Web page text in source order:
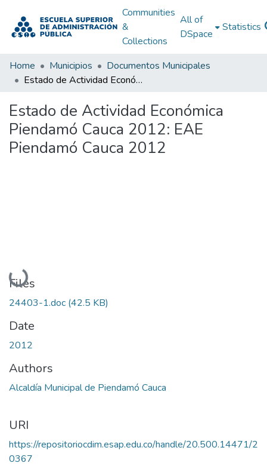
Communities
&
Collections
All of
DSpace
Statistics
Home Municipios
Documentos Municipales
Estado de Actividad Económica Piendamó Cauca 2012: EAE Piendamó Cauca 2012
Estado de Actividad Económica
Piendamó Cauca 2012: EAE
Piendamó Cauca 2012
Loading...
Files
24403-1.doc (42.5 KB)
Date
2012
Authors
Alcaldía Municipal de Piendamó Cauca
URI
https://repositoriocdim.esap.edu.co/handle/20.500.14471/2
0367